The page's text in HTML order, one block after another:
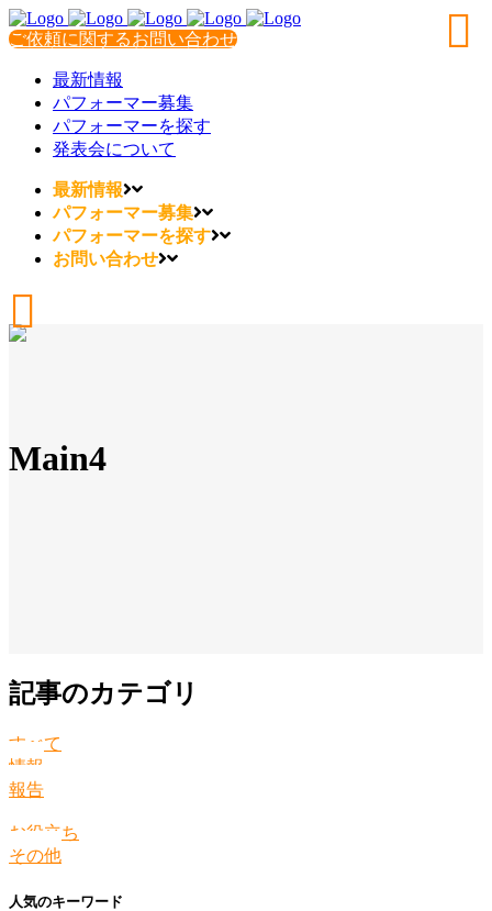
ご依頼に関するお問い合わせ
最新情報
パフォーマー募集
パフォーマーを探す
発表会について
最新情報
パフォーマー募集
パフォーマーを探す
お問い合わせ
Main4
記事のカテゴリ
すべて
情報
報告
お役立ち
その他
人気のキーワード